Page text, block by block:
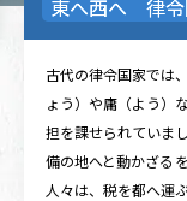
古代の律令国家では
ょう）や庸（よう）
担を課せられていま
備の地へと動かざる
人々は、税を都へ運